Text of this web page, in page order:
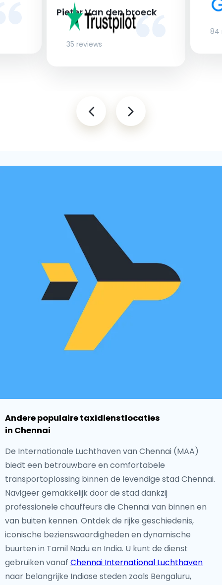
Pieter Van den broeck
35 reviews
84
Andere populaire taxidienstlocaties
in Chennai
De Internationale Luchthaven van Chennai (MAA)
biedt een betrouwbare en comfortabele
transportoplossing binnen de levendige stad Chennai.
Navigeer gemakkelijk door de stad dankzij
professionele chauffeurs die Chennai van binnen en
van buiten kennen. Ontdek de rijke geschiedenis,
iconische bezienswaardigheden en dynamische
buurten in Tamil Nadu en India. U kunt de dienst
gebruiken vanaf Chennai International Luchthaven
naar belangrijke Indiase steden zoals Bengaluru,